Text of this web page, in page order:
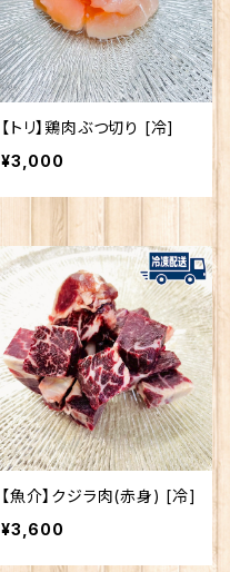
【トリ】鶏肉ぶつ切り [冷]
¥3,000
【魚介】クジラ肉(赤身) [冷]
¥3,600